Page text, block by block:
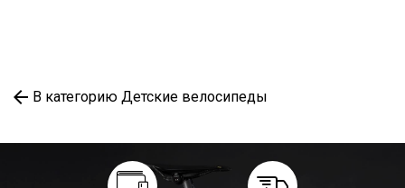
В категорию Детские велосипеды